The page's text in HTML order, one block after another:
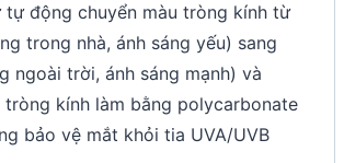
tự động chuyển màu tròng kính từ
trong nhà, ánh sáng yếu) sang
ngoài trời, ánh sáng mạnh) và
tròng kính làm bằng polycarbonate
bảo vệ mắt khỏi tia UVA/UVB